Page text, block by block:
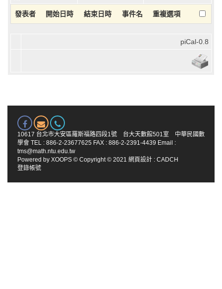
發表者 開始日時 結束日時 事件名 重複選項
piCal-0.8
10617 台北市大安區羅斯福路四段1號 台大天數館501室 中華民國數
學會 TEL : 886-2-23677625 FAX : 886-2-2391-4439 Email :
tms@math.ntu.edu.tw
Powered by XOOPS © Copyright © 2021 網頁設計 : CADCH
登錄帳號